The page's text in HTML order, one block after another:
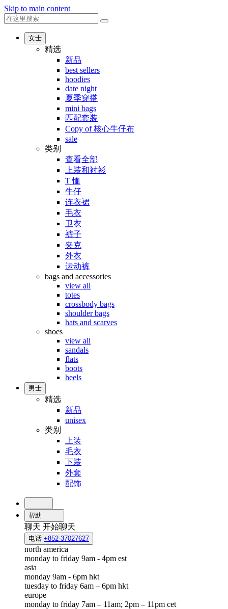
Skip to main content
女士
精选
新品
best sellers
hoodies
date night
夏季穿搭
mini bags
匹配套装
Copy of 核心牛仔布
sale
类别
查看全部
上装和衬衫
T 恤
牛仔
连衣裙
毛衣
卫衣
裤子
夹克
外衣
运动裤
bags and accessories
view all
totes
crossbody bags
shoulder bags
hats and scarves
shoes
view all
sandals
flats
boots
heels
男士
精选
新品
unisex
类别
上装
毛衣
下装
外套
配饰
帮助
聊天 开始聊天
电话 +852-37027627
north america
monday to friday 9am - 4pm est
asia
monday 9am - 6pm hkt
tuesday to friday 6am – 6pm hkt
europe
monday to friday 7am – 11am; 2pm – 11pm cet